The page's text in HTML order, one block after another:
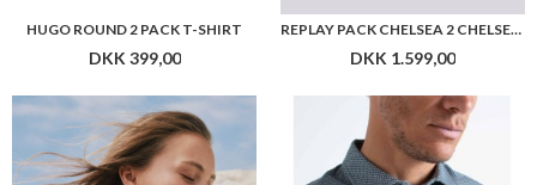
HUGO ROUND 2 PACK T-SHIRT
DKK 399,00
REPLAY PACK CHELSEA 2 CHELSEA ANKLE BOOTS IN LEATHER
DKK 1.599,00